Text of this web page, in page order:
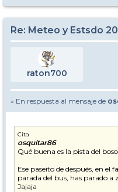
Re: Meteo y Estsdo
raton700
» En respuesta al mensaje de
Cita
osquitar86
Qué buena es la pista del
Ese paseito de después, en el
parada del bus, has parado
Jajaja